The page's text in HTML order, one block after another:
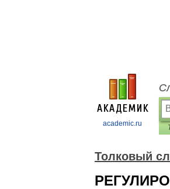
academic.ru
Толковый